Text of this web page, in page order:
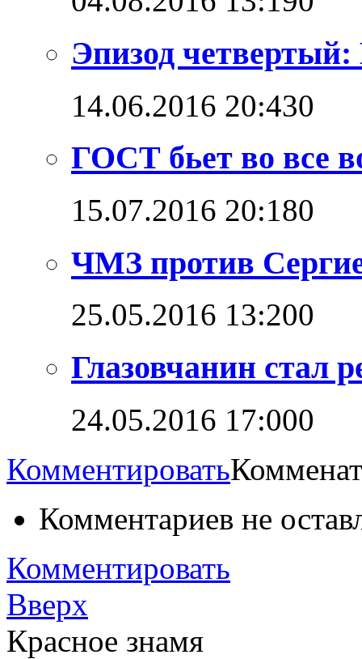
Эпизод четвертый:
14.06.2016 20:430
ГОСТ бьет во все
15.07.2016 20:180
ЧМЗ против
25.05.2016 13:200
Глазовчанин стал
24.05.2016 17:000
Комментировать
Комментариев не
Комментировать
Вверх
Красное знамя